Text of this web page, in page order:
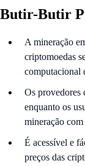
Butir-Butir
A mineração
criptomoedas
computacional
Os provedores
enquanto os
mineração
É acessível e
preços das